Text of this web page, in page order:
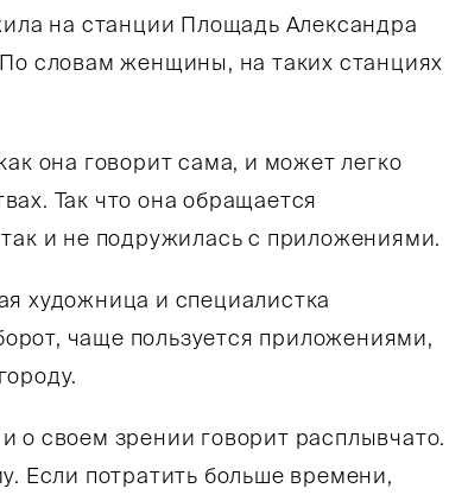
на станции Площадь Александра
словам женщины, на таких станциях
она говорит сама, и может легко
Так что она обращается
и не подружилась с приложениями.
художница и специалистка
чаще пользуется приложениями,
о своем зрении говорит расплывчато.
Если потратить больше времени,